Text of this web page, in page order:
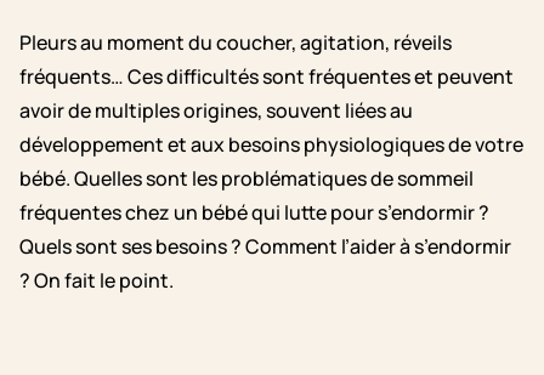
Pleurs au moment du coucher, agitation, réveils
fréquents… Ces difficultés sont fréquentes et peuvent
avoir de multiples origines, souvent liées au
développement et aux besoins physiologiques de votre
bébé. Quelles sont les problématiques de sommeil
fréquentes chez un bébé qui lutte pour s’endormir ?
Quels sont ses besoins ? Comment l’aider à s’endormir
? On fait le point.